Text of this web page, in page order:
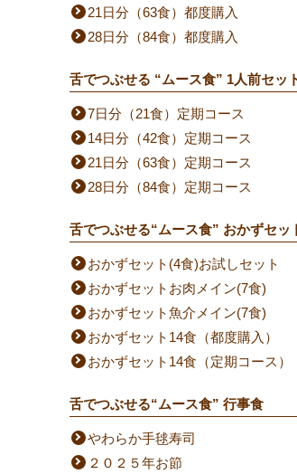
21日分（63食）都度購入
28日分（84食）都度購入
舌でつぶせる “ムース食” 1人前セッ
7日分（21食）定期コース
14日分（42食）定期コース
21日分（63食）定期コース
28日分（84食）定期コース
舌でつぶせる“ムース食” おかずセッ
おかずセット(4食)お試しセット
おかずセットお肉メイン(7食)
おかずセット魚介メイン(7食)
おかずセット14食（都度購入）
おかずセット14食（定期コース）
舌でつぶせる“ムース食” 行事食
やわらか手毬寿司
２０２５年お節